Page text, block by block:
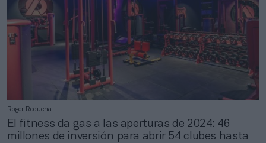
Roger Requena
El fitness da gas a las aperturas de 2024: 46
millones de inversión para abrir 54 clubes hasta